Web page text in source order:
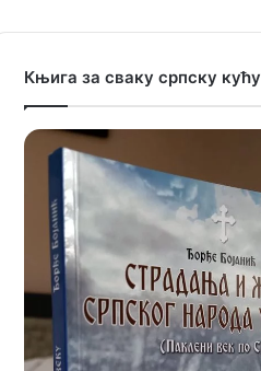
Књига за сваку српску кућу